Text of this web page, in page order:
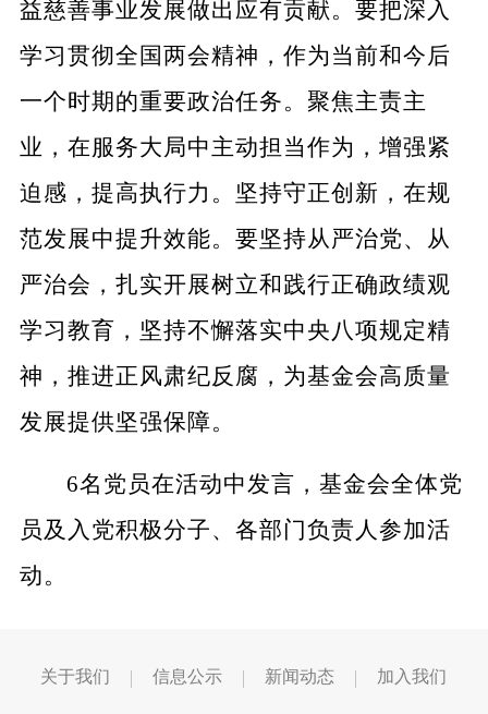
益慈善事业发展做出应有贡献。要把深入
学习贯彻全国两会精神，作为当前和今后
一个时期的重要政治任务。聚焦主责主
业，在服务大局中主动担当作为，增强紧
迫感，提高执行力。坚持守正创新，在规
范发展中提升效能。要坚持从严治党、从
严治会，扎实开展树立和践行正确政绩观
学习教育， 坚持不懈落实中央八项规定精
神，推进正风肃纪反腐，为基金会高质量
发展提供坚强保障。
6名党员在活动中发言，基金会全体党
员及入党积极分子、各部门负责人参加活
动。
关于我们 信息公示 新闻动态 加入我们